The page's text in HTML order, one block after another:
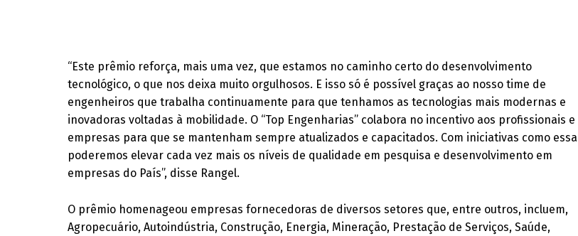
“Este prêmio reforça, mais uma vez, que estamos no caminho certo do desenvolvimento
tecnológico, o que nos deixa muito orgulhosos. E isso só é possível graças ao nosso time de
engenheiros que trabalha continuamente para que tenhamos as tecnologias mais modernas e
inovadoras voltadas à mobilidade. O “Top Engenharias” colabora no incentivo aos profissionais e
empresas para que se mantenham sempre atualizados e capacitados. Com iniciativas como essa
poderemos elevar cada vez mais os níveis de qualidade em pesquisa e desenvolvimento em
empresas do País”, disse Rangel.
O prêmio homenageou empresas fornecedoras de diversos setores que, entre outros, incluem,
Agropecuário, Autoindústria, Construção, Energia, Mineração, Prestação de Serviços, Saúde,